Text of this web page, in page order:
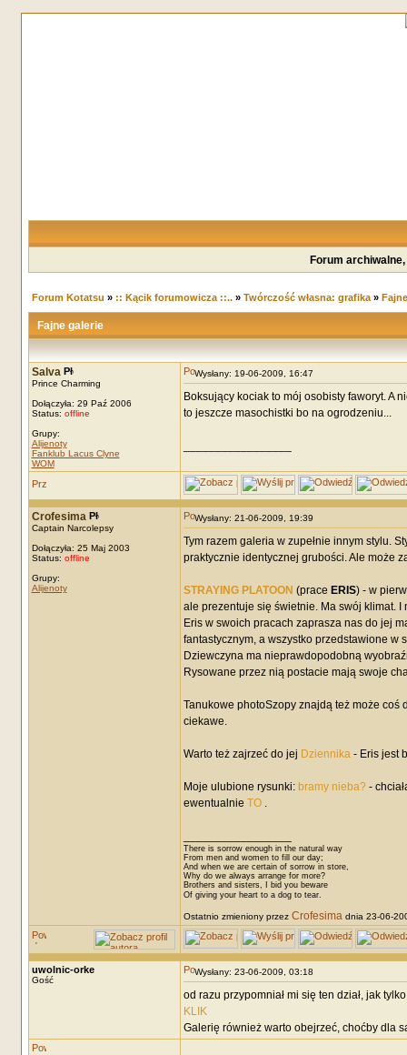
Forum
Forum Kotatsu » :: Kącik forumowicza ::..» Twórczość własna: grafika»
Fajne galerie
Salva
Prince Charming
Dołączyła: 29 Paź 2006
Status: offline
Grupy:
Alijenoty
Fanklub Lacus Clyne
WOM
Wysłany: 19-06-2009, 16:47
Boksujący kociak to mój osobisty faworyt. A
to jeszcze masochistki bo na ogrodzeniu...
Crofesima
Captain Narcolepsy
Dołączyła: 25 Maj 2003
Status: offline
Grupy:
Alijenoty
Wysłany: 21-06-2009, 19:39
Tym razem galeria w zupełnie innym stylu.
praktycznie identycznej grubości. Ale może
STRAYING PLATOON (prace ERIS) - w
ale prezentuje się świetnie. Ma swój klimat. I
Eris w swoich pracach zaprasza nas do jej
fantastycznym, a wszystko przedstawione w
Dziewczyna ma nieprawdopodobną
Rysowane przez nią postacie mają swoje
Tanukowe photoSzopy znajdą też może coś
ciekawe.
Warto też zajrzeć do jej Dziennika- Eris jest
Moje ulubione rysunki: bramy nieba?-
ewentualnie TO.
There is sorrow enough in the natural way
From men and women to fill our day;
And when we are certain of sorrow in store,
Why do we always arrange for more?
Brothers and sisters, I bid you beware
Of giving your heart to a dog to tear.
Ostatnio zmieniony przez Crofesima dnia 23-06-
uwolnic-orke
Gość
Wysłany: 23-06-2009, 03:18
od razu przypomniał mi się ten dział, jak
KLIK
Galerię również warto obejrzeć, choćby dla